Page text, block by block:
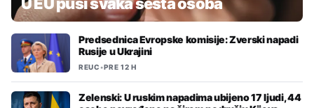
Predsednica Evropske komisije: Zverski napadi
Rusije u Ukrajini
REUC•PRE 12 H
Zelenski: U ruskim napadima ubijeno 17 ljudi, 44